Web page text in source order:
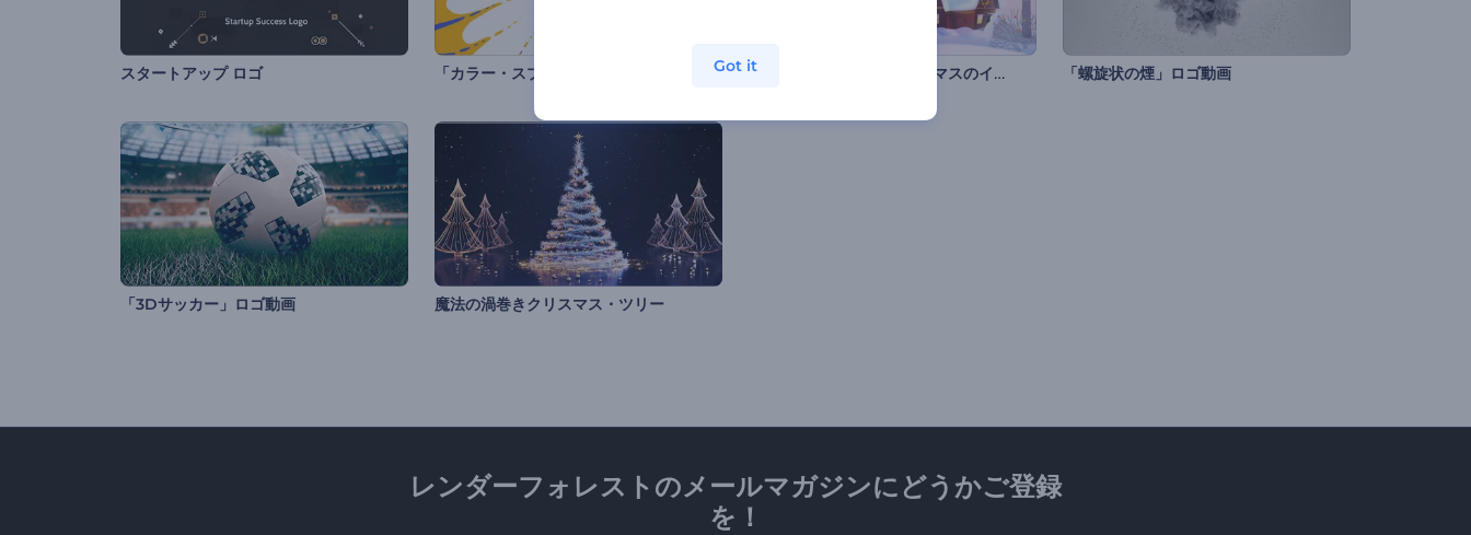
スタートアップ ロゴ 「カラー・スプラッシュ」ロゴ動画 エンチャンテッドのクリスマスのイントロ動画 「螺旋状の煙」ロゴ動画
「3Dサッカー」ロゴ動画 魔法の渦巻きクリスマス・ツリー
レンダーフォレストのメールマガジンにどうかご登録
を！
Got it